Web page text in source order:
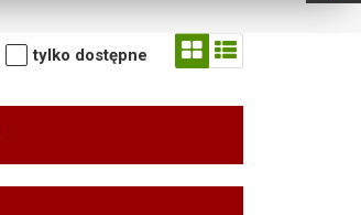
tylko dostępne